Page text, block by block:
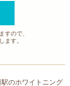
すので、
ます。
のホワイトニング